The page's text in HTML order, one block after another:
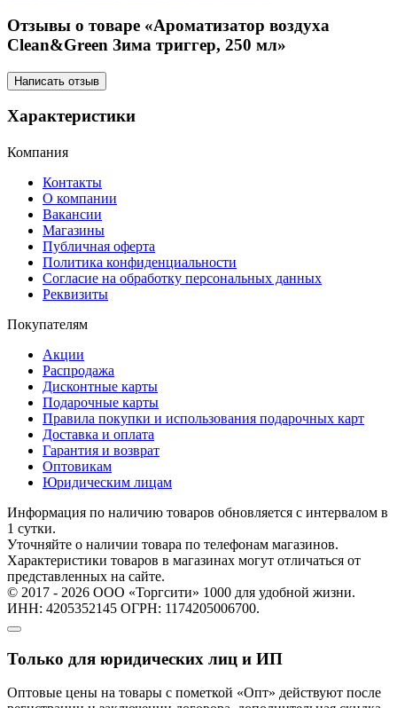
Отзывы о товаре «Ароматизатор воздуха
Clean&Green Зима триггер, 250 мл»
Написать отзыв
Характеристики
Компания
Контакты
О компании
Вакансии
Магазины
Публичная оферта
Политика конфиденциальности
Согласие на обработку персональных данных
Реквизиты
Покупателям
Акции
Распродажа
Дисконтные карты
Подарочные карты
Правила покупки и использования подарочных карт
Доставка и оплата
Гарантия и возврат
Оптовикам
Юридическим лицам
Информация по наличию товаров обновляется с интервалом в
1 сутки.
Уточняйте о наличии товара по телефонам магазинов.
Характеристики товаров в магазинах могут отличаться от
представленных на сайте.
© 2017 - 2026 ООО «Торгсити» 1000 для удобной жизни.
ИНН: 4205352145 ОГРН: 1174205006700.
Только для юридических лиц и ИП
Оптовые цены на товары с пометкой «Опт» действуют после